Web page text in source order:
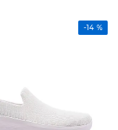
-14 %